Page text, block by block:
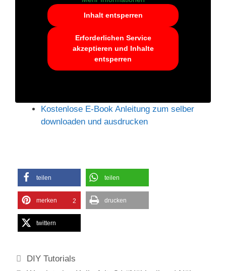
Erforderlichen Service
akzeptieren und Inhalte
Kostenlose E-Book Anleitung zum selber
teilen teilen
merken 2 drucken
twittern